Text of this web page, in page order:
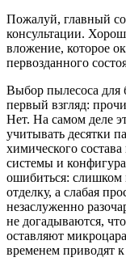
Пожалуй, главный
консультации.
вложение, которое
первозданного
Выбор пылесоса для
первый взгляд:
Нет. На самом деле
учитывать десятки
химического
системы и
ошибиться: слишком
отделку, а слабая
незаслуженно
не догадываются,
оставляют
временем приводят